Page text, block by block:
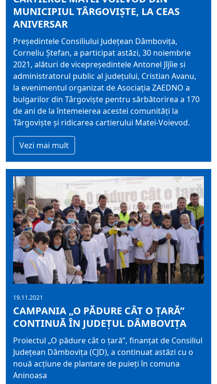
MUNICIPIUL TÂRGOVIȘTE, LA CEAS
ANIVERSAR
Președintele Consiliului Județean Dâmbovița,
Corneliu Ștefan, a participat astăzi, 30 noiembrie
2021, alături de vicepreședintele Antonel Jîjîie si
administratorul public al județului, Cristian Avanu,
la evenimentul organizat de Asociația ZAEDNO a
bulgarilor din Târgoviște pentru sărbătorirea a 170
de ani de la întemeierea acestei comunități la
Târgoviște și ridicarea cartierului Matei-Voievod.
Vezi mai mult
19.11.2021
CAMPANIA „O PĂDURE CÂT O ȚARĂ”
CONTINUĂ ÎN JUDEȚUL DÂMBOVIȚA
Proiectul „O pădure cât o țară”, finanțat de Consiliul
Județean Dâmbovița (CJD), a continuat astăzi cu o
nouă acțiune de plantare de puieți în comuna
Aninoasa